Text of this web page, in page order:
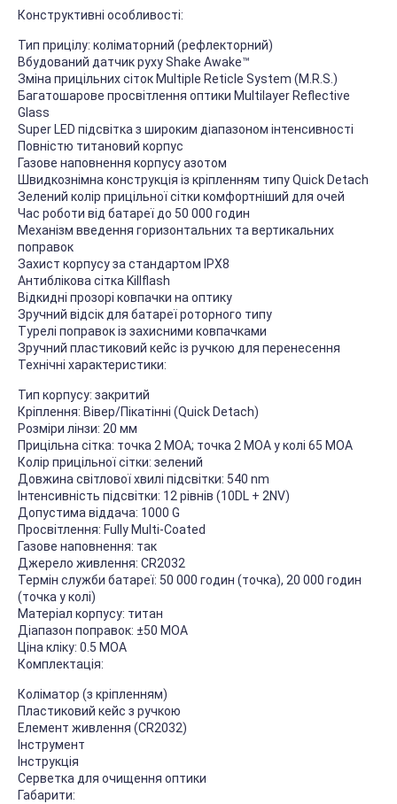
Конструктивні особливості:
Тип прицілу: коліматорний (рефлекторний)
Вбудований датчик руху Shake Awake™
Зміна прицільних сіток Multiple Reticle System (M.R.S.)
Багатошарове просвітлення оптики Multilayer Reflective
Glass
Super LED підсвітка з широким діапазоном інтенсивності
Повністю титановий корпус
Газове наповнення корпусу азотом
Швидкознімна конструкція із кріпленням типу Quick Detach
Зелений колір прицільної сітки комфортніший для очей
Час роботи від батареї до 50 000 годин
Механізм введення горизонтальних та вертикальних
поправок
Захист корпусу за стандартом IPX8
Антиблікова сітка Killflash
Відкидні прозорі ковпачки на оптику
Зручний відсік для батареї роторного типу
Турелі поправок із захисними ковпачками
Зручний пластиковий кейс із ручкою для перенесення
Технічні характеристики:
Тип корпусу: закритий
Кріплення: Вівер/Пікатінні (Quick Detach)
Розміри лінзи: 20 мм
Прицільна сітка: точка 2 МОА; точка 2 МОА у колі 65 МОА
Колір прицільної сітки: зелений
Довжина світлової хвилі підсвітки: 540 nm
Інтенсивність підсвітки: 12 рівнів (10DL + 2NV)
Допустима віддача: 1000 G
Просвітлення: Fully Multi-Coated
Газове наповнення: так
Джерело живлення: CR2032
Термін служби батареї: 50 000 годин (точка), 20 000 годин
(точка у колі)
Матеріал корпусу: титан
Діапазон поправок: ±50 МОА
Ціна кліку: 0.5 МОА
Комплектація:
Коліматор (з кріпленням)
Пластиковий кейс з ручкою
Елемент живлення (CR2032)
Інструмент
Інструкція
Серветка для очищення оптики
Габарити: